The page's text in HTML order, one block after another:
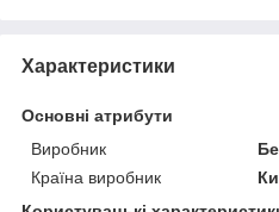
Характеристики
Основні атрибути
Виробник
Країна виробник